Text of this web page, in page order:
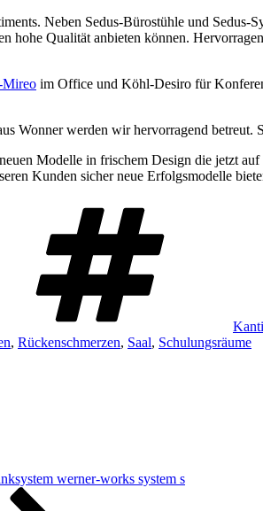
Neben Sedus-Bürostühle und
hohe Qualität anbieten können.
im Office und Köhl-Desiro für
werden wir hervorragend betreut.
Modelle in frischem Design die
Kunden sicher neue Erfolgsmodelle
, Rückenschmerzen, Saal, Schulungsräume
werner-works system s